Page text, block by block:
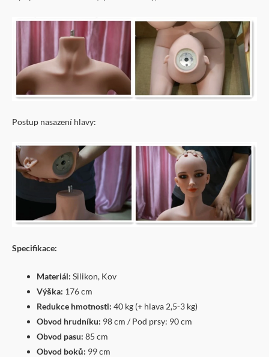
Postup nasazení hlavy:
Specifikace:
Materiál: Silikon, Kov
Výška: 176 cm
Redukce hmotnosti: 40 kg (+ hlava 2,5-3 kg)
Obvod hrudníku: 98 cm / Pod prsy: 90 cm
Obvod pasu: 85 cm
Obvod boků: 99 cm